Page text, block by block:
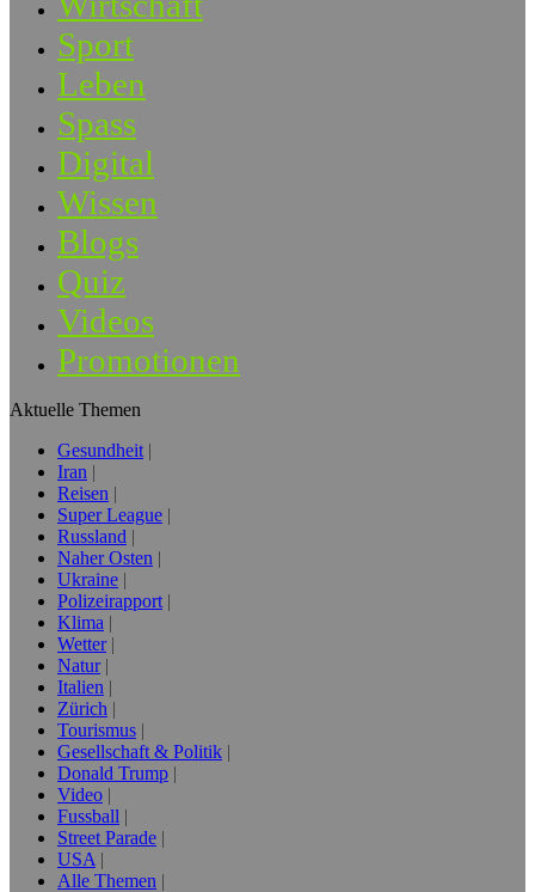
Sport
Leben
Spass
Digital
Wissen
Blogs
Quiz
Videos
Promotionen
Aktuelle Themen
Gesundheit
Iran
Reisen
Super League
Russland
Naher Osten
Ukraine
Polizeirapport
Klima
Wetter
Natur
Italien
Zürich
Tourismus
Gesellschaft & Politik
Donald Trump
Video
Fussball
Street Parade
USA
Alle Themen